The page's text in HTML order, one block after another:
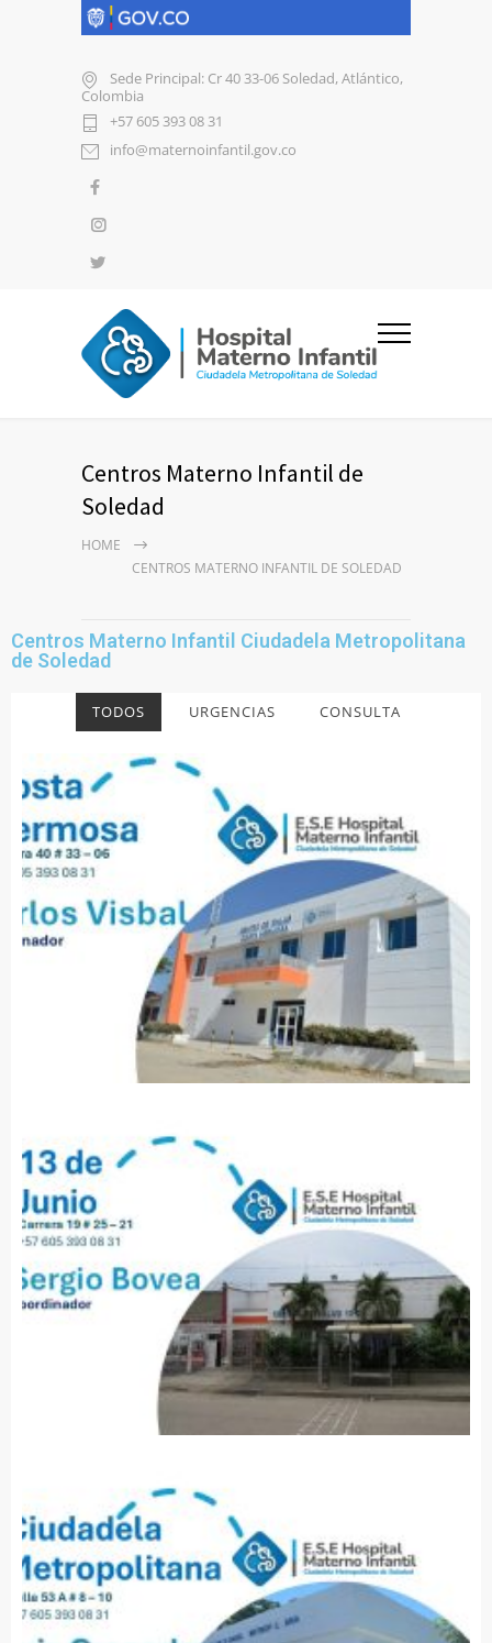
Sede Principal: Cr 40 33-06 Soledad, Atlántico,
Colombia
+57 605 393 08 31
info@maternoinfantil.gov.co
Centros Materno Infantil de
Soledad
HOME
CENTROS MATERNO INFANTIL DE SOLEDAD
Centros Materno Infantil Ciudadela Metropolitana
de Soledad
TODOS URGENCIAS CONSULTA